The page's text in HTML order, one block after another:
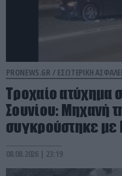
PRONEWS.GR / ΕΣΩΤΕΡΙΚΗ
Τροχαίο
Σουνίου: Μηχανή
συγκρούστηκε με
08.08.2026 | 23:19